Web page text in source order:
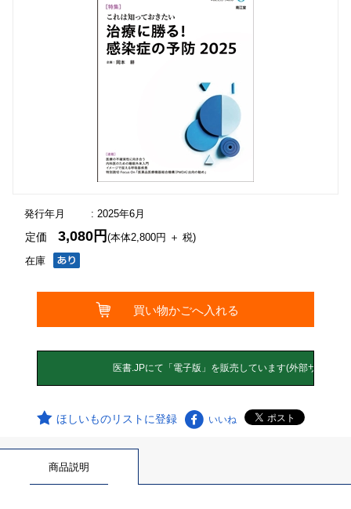
発行年月 : 2025年6月
在庫
定価3,080円(本体2,800円 ＋ 税)
ほしいものリストに登録 いいね
商品説明